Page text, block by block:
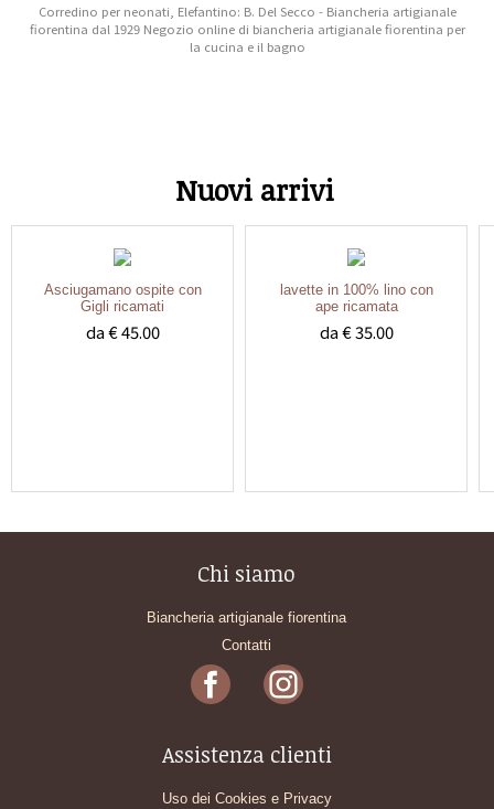
Corredino per neonati, Elefantino: B. Del Secco - Biancheria artigianale
fiorentina dal 1929 Negozio online di biancheria artigianale fiorentina per
la cucina e il bagno
Nuovi arrivi
Asciugamano ospite con
Gigli ricamati
da € 45.00
lavette in 100% lino con
ape ricamata
da € 35.00
Chi siamo
Biancheria artigianale fiorentina
Contatti
Assistenza clienti
Uso dei Cookies e Privacy